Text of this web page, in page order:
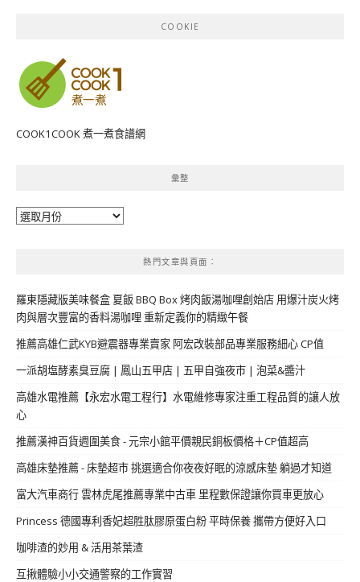
COOKIE
COOK1COOK 煮一煮食譜網
彙整
彙
熱門文章與頁面︰
羅東隱藏版美味餐盒 夏飯 BBQ Box 烤肉飯湯咖哩創始店 用爆汁炭火烤
肉與層次豐富的香料湯咖哩 重新定義你的精緻午餐
推薦高雄仁武KYB避震器專業賣家 阿宏改裝部品專業服務細心 CP值
一派胡塩酵素臭豆腐 | 鳳山五甲店 | 五甲自強夜市 | 泡菜&醬汁
高雄水電推薦【永宏水電工程行】水電維修專家注重工程品質的讓人放
心
推薦漢神百貨週圍美食 - 元宗小館平價親民銅板價格＋CP值超高
高雄床墊推薦 - 床墊超市 挑選適合你夜夜好眠的涼感床墊 躺過才知道
富大汽車商行 雲林虎尾推薦專業中古車 里程數保證讓你買車更放心
Princess 德國專利香妃超胜肽膠原蛋白粉 平時保養 攜帶方便好入口
咖啡渣的妙用 & 活用茶葉渣
互揪體驗小小交通警察的工作實習